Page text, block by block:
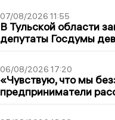
07/08/2026 11:55
В Тульской области
депутаты Госдумы
06/08/2026 17:20
«Чувствую, что мы
предприниматели